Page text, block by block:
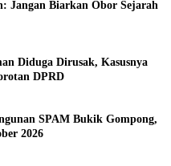
Jangan Biarkan Obor Sejarah
Diduga Dirusak, Kasusnya
DPRD
SPAM Bukik Gompong,
2026